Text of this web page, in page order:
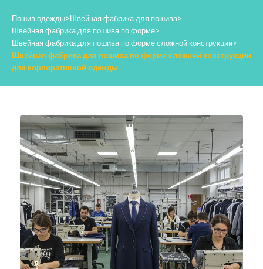
Пошив одежды>Швейная фабрика для пошива>
Швейная фабрика для пошива по форме>
Швейная фабрика для пошива по форме сложной конструкции>
Швейная фабрика для пошива по форме сложной конструкции
для корпоративной одежды